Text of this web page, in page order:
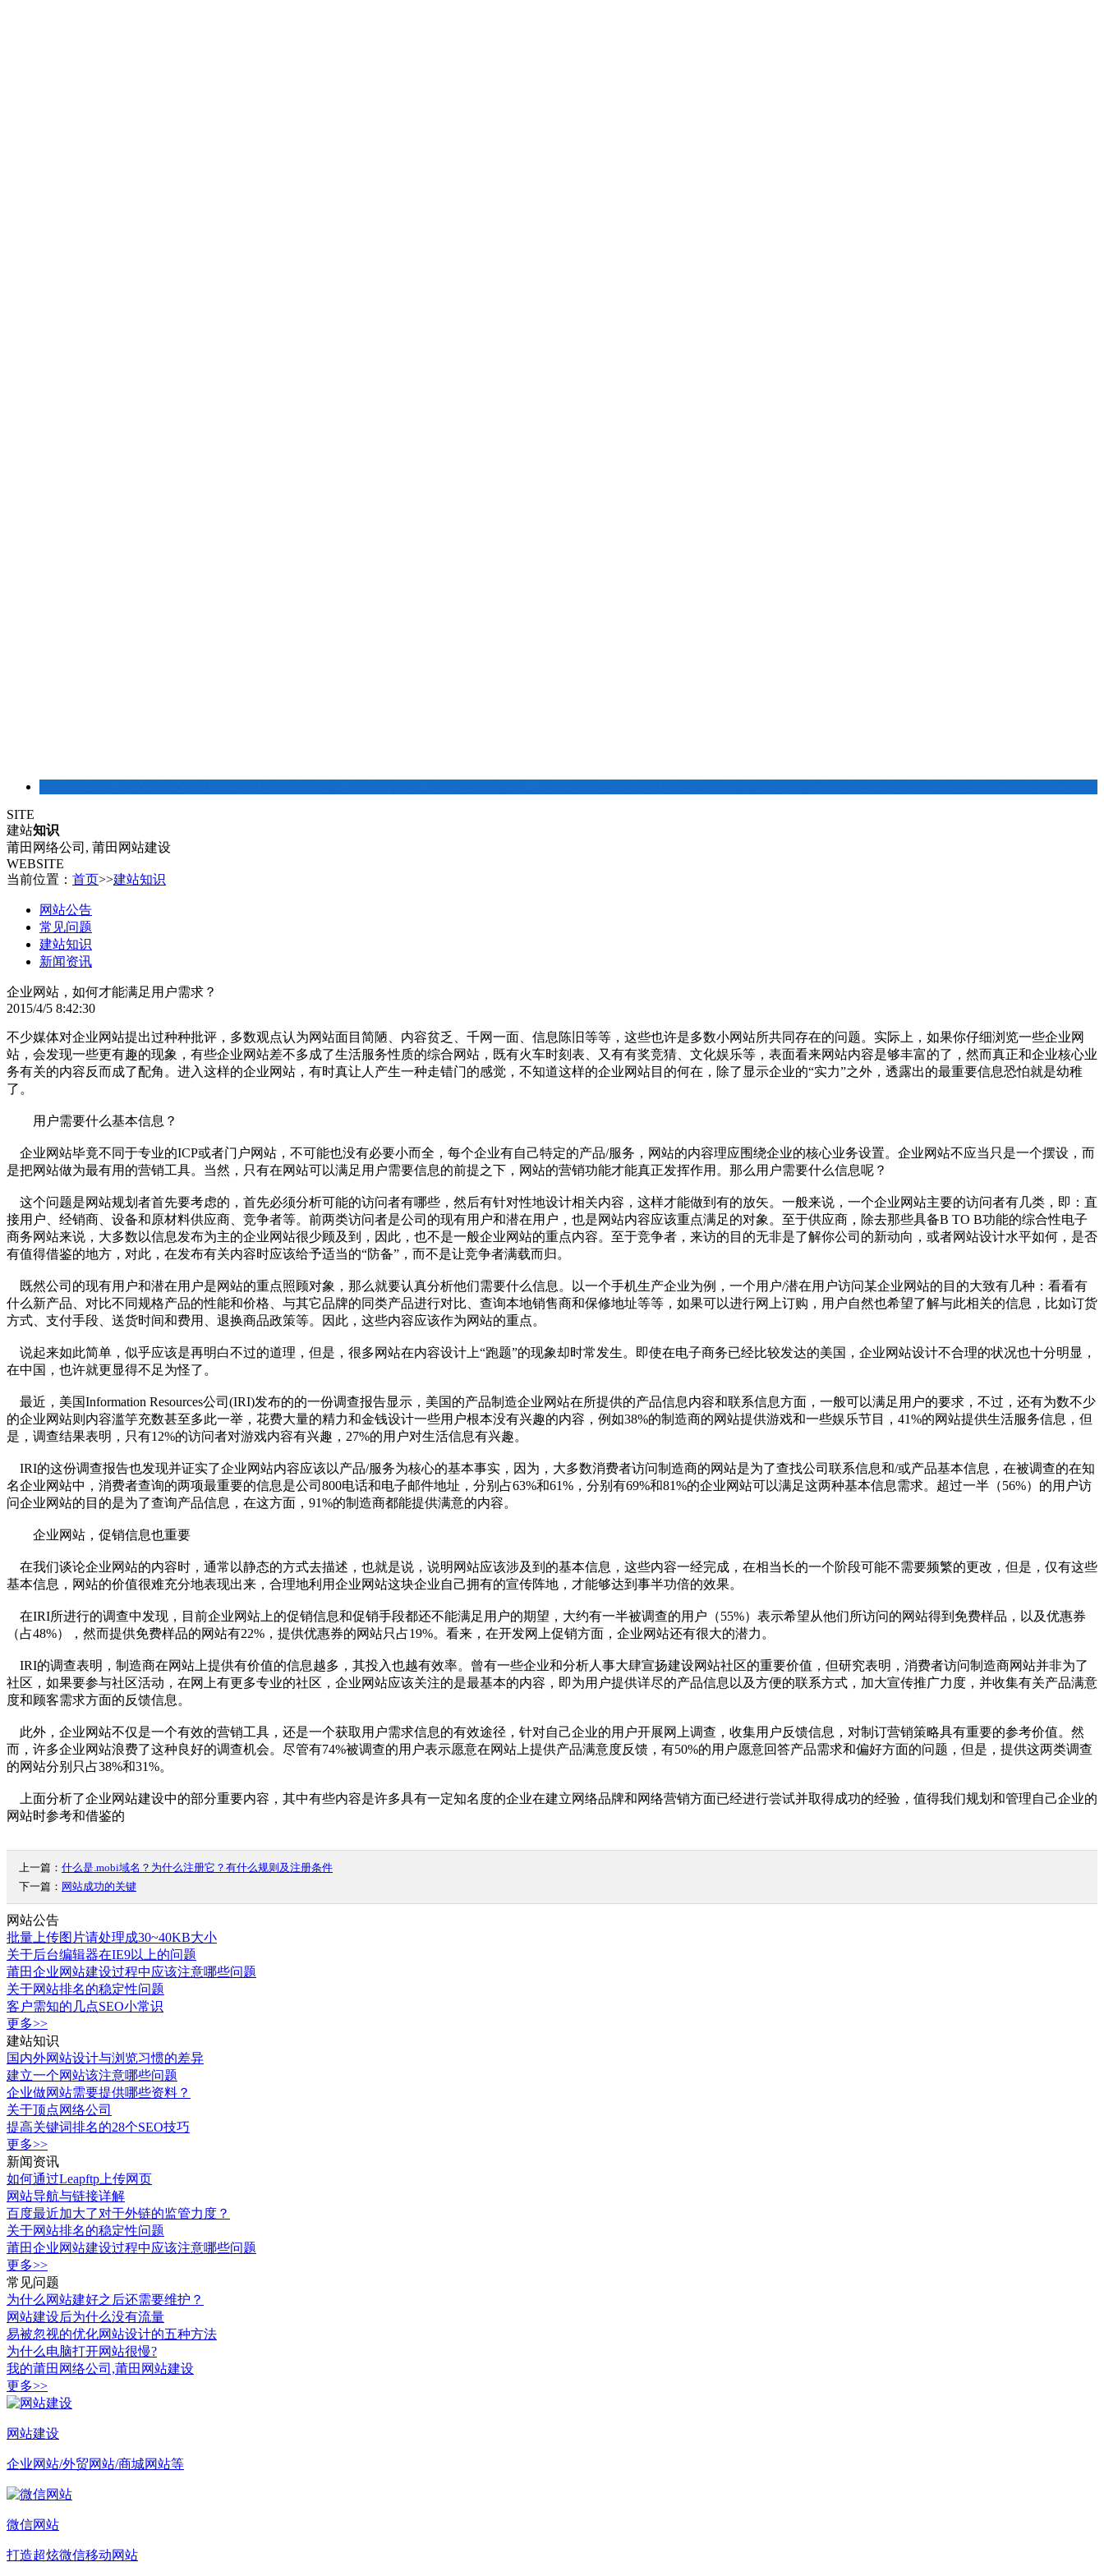
SITE
建站知识
莆田网络公司, 莆田网站建设
WEBSITE
当前位置： 首页>>建站知识
网站公告
常见问题
建站知识
新闻资讯
企业网站，如何才能满足用户需求？
2015/4/5 8:42:30
不少媒体对企业网站提出过种种批评，多数观点认为网站面目简陋、内容贫乏、千网一面、信息陈旧等等，这些也许是多数小网站所共同存在的问题。实际上，如果你仔细浏览一些企业网
站，会发现一些更有趣的现象，有些企业网站差不多成了生活服务性质的综合网站，既有火车时刻表、又有有奖竞猜、文化娱乐等，表面看来网站内容是够丰富的了，然而真正和企业核心业
务有关的内容反而成了配角。进入这样的企业网站，有时真让人产生一种走错门的感觉，不知道这样的企业网站目的何在，除了显示企业的“实力”之外，透露出的最重要信息恐怕就是幼稚
了。
用户需要什么基本信息？
企业网站毕竟不同于专业的ICP或者门户网站，不可能也没有必要小而全，每个企业有自己特定的产品/服务，网站的内容理应围绕企业的核心业务设置。企业网站不应当只是一个摆设，而
是把网站做为最有用的营销工具。当然，只有在网站可以满足用户需要信息的前提之下，网站的营销功能才能真正发挥作用。那么用户需要什么信息呢？
这个问题是网站规划者首先要考虑的，首先必须分析可能的访问者有哪些，然后有针对性地设计相关内容，这样才能做到有的放矢。一般来说，一个企业网站主要的访问者有几类，即：直
接用户、经销商、设备和原材料供应商、竞争者等。前两类访问者是公司的现有用户和潜在用户，也是网站内容应该重点满足的对象。至于供应商，除去那些具备B TO B功能的综合性电子
商务网站来说，大多数以信息发布为主的企业网站很少顾及到，因此，也不是一般企业网站的重点内容。至于竞争者，来访的目的无非是了解你公司的新动向，或者网站设计水平如何，是否
有值得借鉴的地方，对此，在发布有关内容时应该给予适当的“防备”，而不是让竞争者满载而归。
既然公司的现有用户和潜在用户是网站的重点照顾对象，那么就要认真分析他们需要什么信息。以一个手机生产企业为例，一个用户/潜在用户访问某企业网站的目的大致有几种：看看有
什么新产品、对比不同规格产品的性能和价格、与其它品牌的同类产品进行对比、查询本地销售商和保修地址等等，如果可以进行网上订购，用户自然也希望了解与此相关的信息，比如订货
方式、支付手段、送货时间和费用、退换商品政策等。因此，这些内容应该作为网站的重点。
说起来如此简单，似乎应该是再明白不过的道理，但是，很多网站在内容设计上“跑题”的现象却时常发生。即使在电子商务已经比较发达的美国，企业网站设计不合理的状况也十分明显，
在中国，也许就更显得不足为怪了。
最近，美国Information Resources公司(IRI)发布的的一份调查报告显示，美国的产品制造企业网站在所提供的产品信息内容和联系信息方面，一般可以满足用户的要求，不过，还有为数不少
的企业网站则内容滥竽充数甚至多此一举，花费大量的精力和金钱设计一些用户根本没有兴趣的内容，例如38%的制造商的网站提供游戏和一些娱乐节目，41%的网站提供生活服务信息，但
是，调查结果表明，只有12%的访问者对游戏内容有兴趣，27%的用户对生活信息有兴趣。
IRI的这份调查报告也发现并证实了企业网站内容应该以产品/服务为核心的基本事实，因为，大多数消费者访问制造商的网站是为了查找公司联系信息和/或产品基本信息，在被调查的在知
名企业网站中，消费者查询的两项最重要的信息是公司800电话和电子邮件地址，分别占63%和61%，分别有69%和81%的企业网站可以满足这两种基本信息需求。超过一半（56%）的用户访
问企业网站的目的是为了查询产品信息，在这方面，91%的制造商都能提供满意的内容。
企业网站，促销信息也重要
在我们谈论企业网站的内容时，通常以静态的方式去描述，也就是说，说明网站应该涉及到的基本信息，这些内容一经完成，在相当长的一个阶段可能不需要频繁的更改，但是，仅有这些
基本信息，网站的价值很难充分地表现出来，合理地利用企业网站这块企业自己拥有的宣传阵地，才能够达到事半功倍的效果。
在IRI所进行的调查中发现，目前企业网站上的促销信息和促销手段都还不能满足用户的期望，大约有一半被调查的用户（55%）表示希望从他们所访问的网站得到免费样品，以及优惠券
（占48%），然而提供免费样品的网站有22%，提供优惠券的网站只占19%。看来，在开发网上促销方面，企业网站还有很大的潜力。
IRI的调查表明，制造商在网站上提供有价值的信息越多，其投入也越有效率。曾有一些企业和分析人事大肆宣扬建设网站社区的重要价值，但研究表明，消费者访问制造商网站并非为了
社区，如果要参与社区活动，在网上有更多专业的社区，企业网站应该关注的是最基本的内容，即为用户提供详尽的产品信息以及方便的联系方式，加大宣传推广力度，并收集有关产品满意
度和顾客需求方面的反馈信息。
此外，企业网站不仅是一个有效的营销工具，还是一个获取用户需求信息的有效途径，针对自己企业的用户开展网上调查，收集用户反馈信息，对制订营销策略具有重要的参考价值。然
而，许多企业网站浪费了这种良好的调查机会。尽管有74%被调查的用户表示愿意在网站上提供产品满意度反馈，有50%的用户愿意回答产品需求和偏好方面的问题，但是，提供这两类调查
的网站分别只占38%和31%。
上面分析了企业网站建设中的部分重要内容，其中有些内容是许多具有一定知名度的企业在建立网络品牌和网络营销方面已经进行尝试并取得成功的经验，值得我们规划和管理自己企业的
网站时参考和借鉴的
上一篇： 什么是.mobi域名？为什么注册它？有什么规则及注册条件
下一篇： 网站成功的关键
网站公告
批量上传图片请处理成30~40KB大小
关于后台编辑器在IE9以上的问题
莆田企业网站建设过程中应该注意哪些问题
关于网站排名的稳定性问题
客户需知的几点SEO小常识
更多>>
建站知识
国内外网站设计与浏览习惯的差异
建立一个网站该注意哪些问题
企业做网站需要提供哪些资料？
关于顶点网络公司
提高关键词排名的28个SEO技巧
更多>>
新闻资讯
如何通过Leapftp上传网页
网站导航与链接详解
百度最近加大了对于外链的监管力度？
关于网站排名的稳定性问题
莆田企业网站建设过程中应该注意哪些问题
更多>>
常见问题
为什么网站建好之后还需要维护？
网站建设后为什么没有流量
易被忽视的优化网站设计的五种方法
为什么电脑打开网站很慢?
我的莆田网络公司,莆田网站建设
更多>>
网站建设
企业网站/外贸网站/商城网站等
微信网站
打造超炫微信移动网站